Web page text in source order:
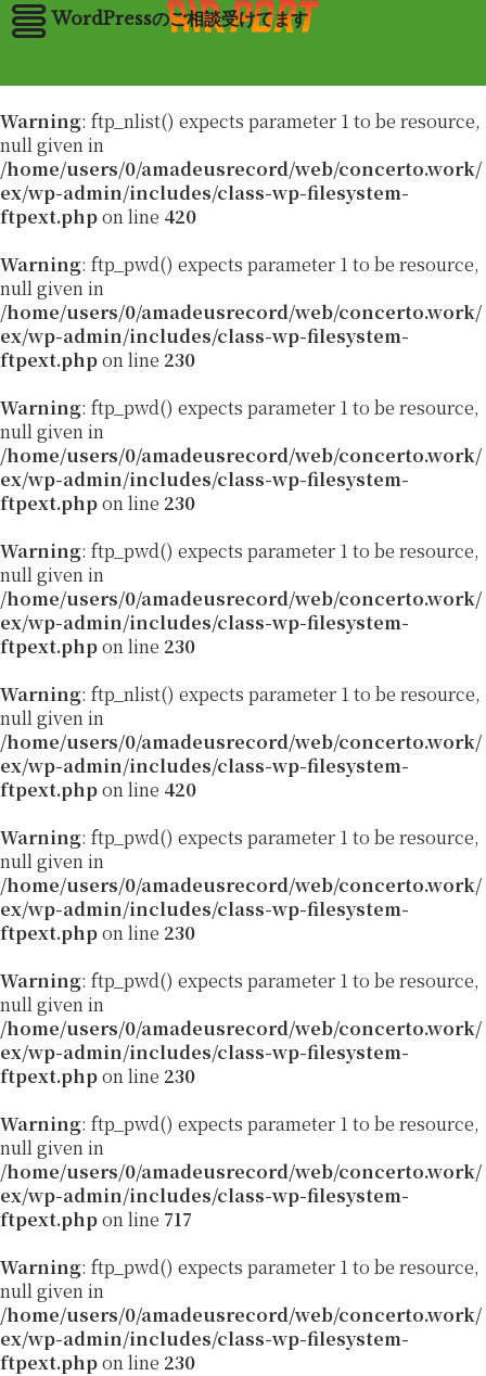
Warning: ftp_nlist() expects parameter 1 to be resource,
null given in
/home/users/0/amadeusrecord/web/concerto.work/
ex/wp-admin/includes/class-wp-filesystem-
ftpext.phpon line 420
Warning: ftp_pwd() expects parameter 1 to be resource,
null given in
/home/users/0/amadeusrecord/web/concerto.work/
ex/wp-admin/includes/class-wp-filesystem-
ftpext.phpon line 230
Warning: ftp_pwd() expects parameter 1 to be resource,
null given in
/home/users/0/amadeusrecord/web/concerto.work/
ex/wp-admin/includes/class-wp-filesystem-
ftpext.phpon line 230
Warning: ftp_pwd() expects parameter 1 to be resource,
null given in
/home/users/0/amadeusrecord/web/concerto.work/
ex/wp-admin/includes/class-wp-filesystem-
ftpext.phpon line 230
Warning: ftp_nlist() expects parameter 1 to be resource,
null given in
/home/users/0/amadeusrecord/web/concerto.work/
ex/wp-admin/includes/class-wp-filesystem-
ftpext.phpon line 420
Warning: ftp_pwd() expects parameter 1 to be resource,
null given in
/home/users/0/amadeusrecord/web/concerto.work/
ex/wp-admin/includes/class-wp-filesystem-
ftpext.phpon line 230
Warning: ftp_pwd() expects parameter 1 to be resource,
null given in
/home/users/0/amadeusrecord/web/concerto.work/
ex/wp-admin/includes/class-wp-filesystem-
ftpext.phpon line 230
Warning: ftp_pwd() expects parameter 1 to be resource,
null given in
/home/users/0/amadeusrecord/web/concerto.work/
ex/wp-admin/includes/class-wp-filesystem-
ftpext.phpon line 717
Warning: ftp_pwd() expects parameter 1 to be resource,
null given in
/home/users/0/amadeusrecord/web/concerto.work/
ex/wp-admin/includes/class-wp-filesystem-
ftpext.phpon line 230
WordPressのご相談受けてます